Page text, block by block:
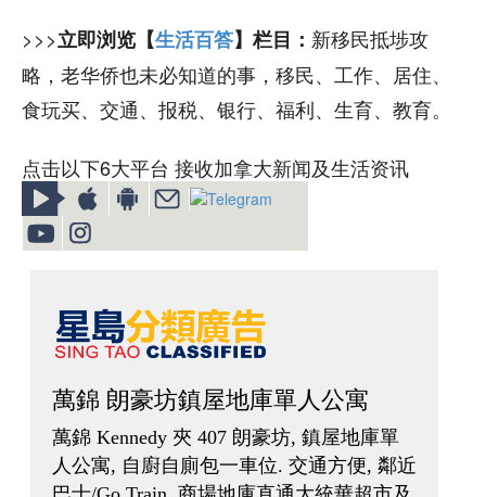
>>>立即浏览【生活百答】栏目： 新移民抵埗攻
略，老华侨也未必知道的事，移民、工作、居住、
食玩买、交通、报税、银行、福利、生育、教育。
点击以下6大平台 接收加拿大新闻及生活资讯